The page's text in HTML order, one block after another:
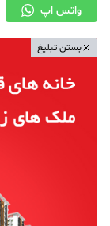
واتس اپ
بستن تبلیغ